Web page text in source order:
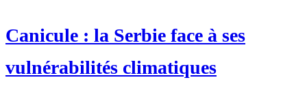
Canicule : la Serbie face à ses
vulnérabilités climatiques